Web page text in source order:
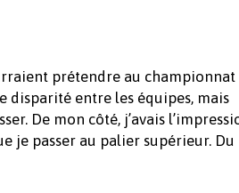
prétendre au championnat
disparité entre les équipes, mais
De mon côté, j’avais
je passer au palier supérieur. Du